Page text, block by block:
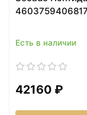
4603759406817
Есть в наличии
42160 ₽